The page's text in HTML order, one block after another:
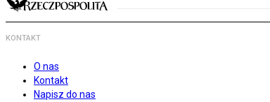
KONTAKT
O nas
Kontakt
Napisz do nas